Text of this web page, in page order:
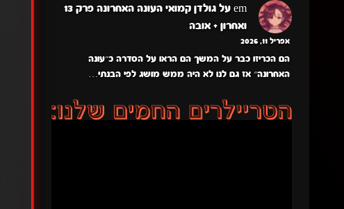
em על
גולדן קמואי העונה האחרונה פרק 13
ואחרון + אובה
אפריל 11, 2026
הם הכריזו כבר על המשך הם הראו על הסדרה כ״עונה
האחרונה״ אז גם לנו לא היה ממש מושג לפי הבנתי…